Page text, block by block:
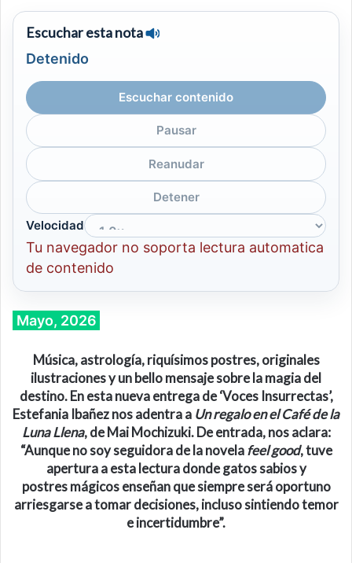
Escuchar esta nota
Detenido
Escuchar contenido
Pausar
Reanudar
Detener
Velocidad
Tu navegador no soporta lectura automatica
de contenido
Mayo, 2026
Música, astrología, riquísimos postres, originales
ilustraciones y un bello mensaje sobre la magia del
destino. En esta nueva entrega de ‘Voces Insurrectas’,
Estefania Ibañez nos adentra a Un regalo en el Café de la
Luna Llena, de Mai Mochizuki. De entrada, nos aclara:
“Aunque no soy seguidora de la novelafeel good, tuve
apertura a esta lectura donde gatos sabios y
postres mágicos enseñan que siempre será oportuno
arriesgarse a tomar decisiones, incluso sintiendo temor
e incertidumbre”.